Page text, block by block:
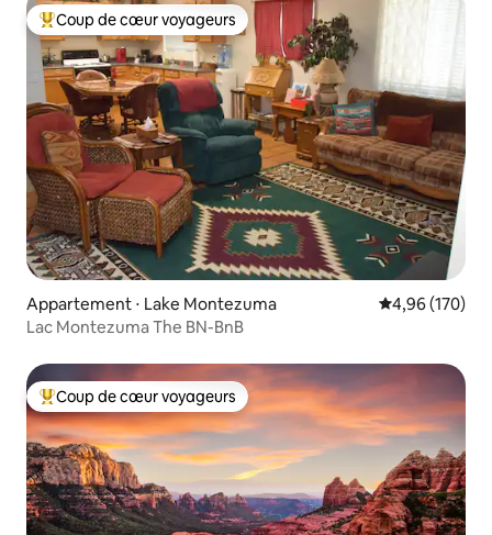
Coups de cœur voyageurs les plus appréciés
Coup de cœur voyageurs
Appartement ⋅ Lake Montezuma Évaluation
4,96 (170)
Lac Montezuma The BN-BnB
Coups de cœur voyageurs les plus appréciés
Coup de cœur voyageurs